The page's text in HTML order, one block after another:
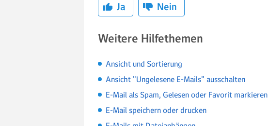
Ja
Nein
Weitere Hilfethemen
Ansicht und Sortierung
Ansicht "Ungelesene E-Mails" ausschalten
E-Mail als Spam, Gelesen oder Favorit markieren
E-Mail speichern oder drucken